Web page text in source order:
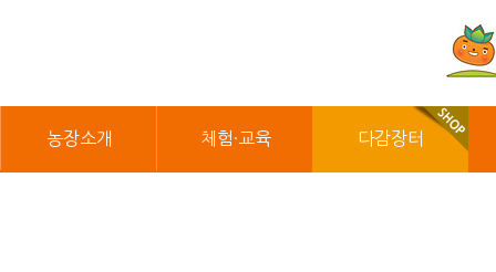
농장소개 체험·교육 다감장터